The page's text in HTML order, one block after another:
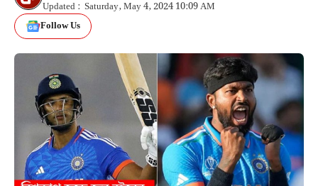
Updated : Saturday, May 4, 2024 10:09 AM
Follow Us